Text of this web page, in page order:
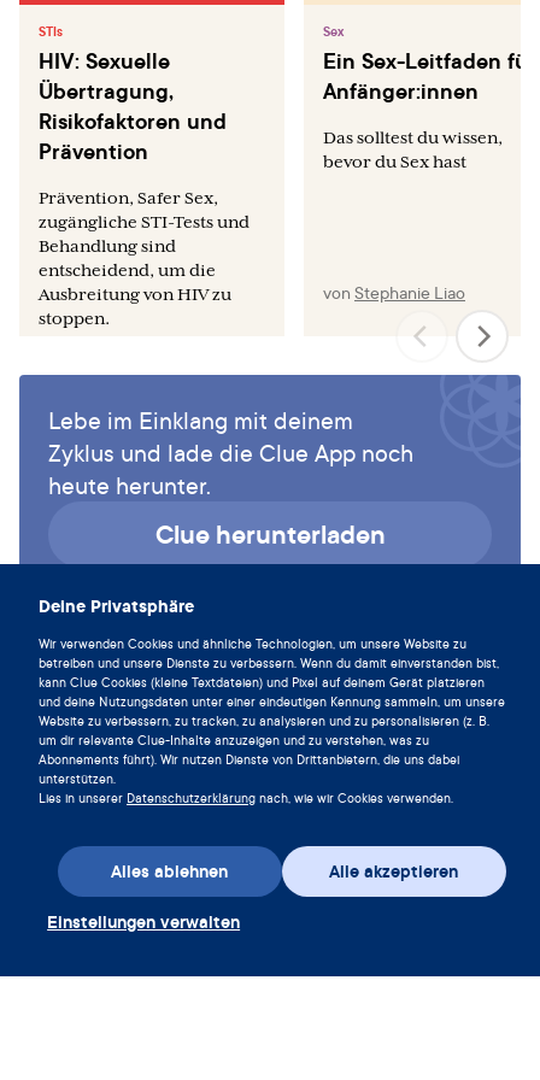
Deine Privatsphäre
Wir verwenden Cookies und ähnliche Technologien, um unsere Website zu
betreiben und unsere Dienste zu verbessern. Wenn du damit einverstanden bist,
kann Clue Cookies (kleine Textdateien) und Pixel auf deinem Gerät platzieren
und deine Nutzungsdaten unter einer eindeutigen Kennung sammeln, um unsere
Website zu verbessern, zu tracken, zu analysieren und zu personalisieren (z. B.
um dir relevante Clue-Inhalte anzuzeigen und zu verstehen, was zu
Abonnements führt). Wir nutzen Dienste von Drittanbietern, die uns dabei
unterstützen.
Lies in unserer Datenschutzerklärung nach, wie wir Cookies verwenden.
Alle akzeptieren
Alles ablehnen
Einstellungen verwalten
s/stisestimates/en/
Fleming DT, Wasserheit JN. From epidemiological synergy
to public health policy and practice: the contribution of
other sexually transmitted diseases to sexual transmission
of HIV infection. Sex Transm Infect. 1999 Feb;75(1):3-17.
Galvin SR, Cohen MS. The role of sexually transmitted
diseases in HIV transmission. Nat Rev Microbiol. 2004
Jan;2(1):33-42.
STIs
HIV: Sexuelle
Übertragung,
Risikofaktoren und
Prävention
Prävention, Safer Sex,
zugängliche STI-Tests und
Behandlung sind
entscheidend, um die
Ausbreitung von HIV zu
stoppen.
Sex
Ein Sex-Leitfaden für
Anfänger:innen
Das solltest du wissen,
bevor du Sex hast
von Stephanie Liao
Lebe im Einklang mit deinem
Zyklus und lade die Clue App noch
heute herunter.
Clue herunterladen
App herunterladen
Gutschein einlösen